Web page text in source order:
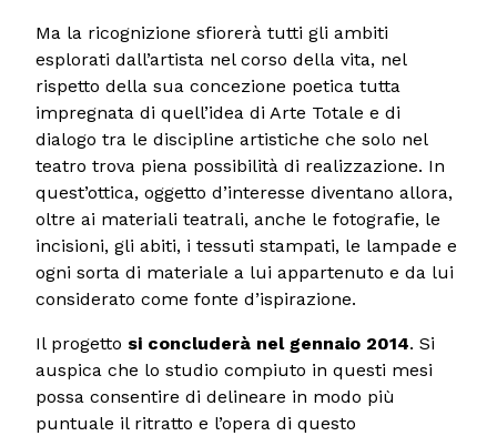
Ma la ricognizione sfiorerà tutti gli ambiti
esplorati dall’artista nel corso della vita, nel
rispetto della sua concezione poetica tutta
impregnata di quell’idea di Arte Totale e di
dialogo tra le discipline artistiche che solo nel
teatro trova piena possibilità di realizzazione. In
quest’ottica, oggetto d’interesse diventano allora,
oltre ai materiali teatrali, anche le fotografie, le
incisioni, gli abiti, i tessuti stampati, le lampade e
ogni sorta di materiale a lui appartenuto e da lui
considerato come fonte d’ispirazione.
Il progetto si concluderà nel gennaio 2014. Si
auspica che lo studio compiuto in questi mesi
possa consentire di delineare in modo più
puntuale il ritratto e l’opera di questo